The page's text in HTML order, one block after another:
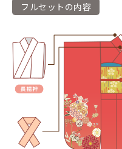
フルセットの内容